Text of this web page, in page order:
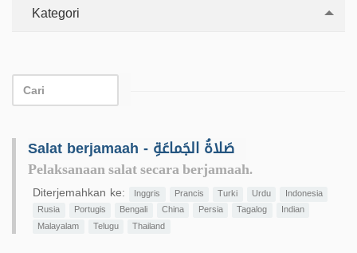
Kategori
Salat berjamaah - صَلاةُ الجَماعَةِ
Pelaksanaan salat secara berjamaah.
Diterjemahkan ke: Inggris Prancis Turki Urdu
Indonesia
Rusia
Portugis Bengali China Persia Tagalog
Indian
Malayalam
Telugu Thailand